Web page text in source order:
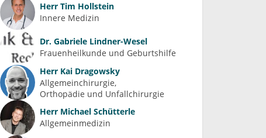
Herr Tim Hollstein
Innere Medizin
Dr. Gabriele Lindner-Wesel
Frauenheilkunde und Geburtshilfe
Herr Kai Dragowsky
Allgemeinchirurgie
Orthopädie und Unfallchirurgie
Herr Michael Schütterle
Allgemeinmedizin